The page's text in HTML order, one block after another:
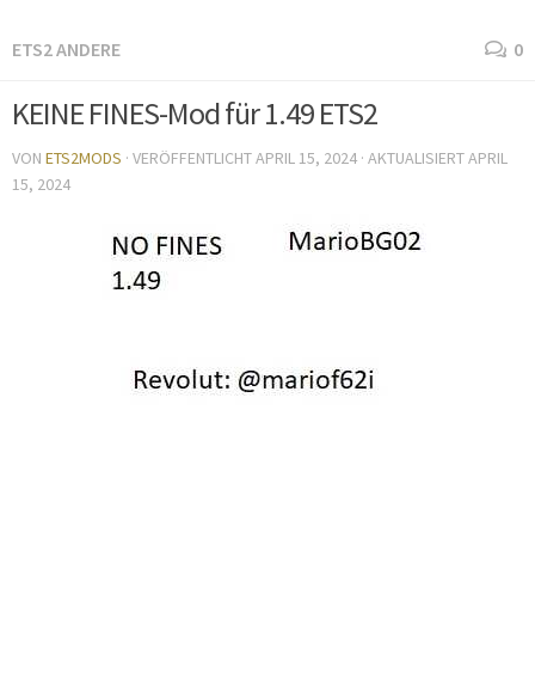
ETS2 ANDERE 0
KEINE FINES-Mod für 1.49 ETS2
VON ETS2MODS · VERÖFFENTLICHTAPRIL 15, 2024 · AKTUALISIERTAPRIL
15, 2024